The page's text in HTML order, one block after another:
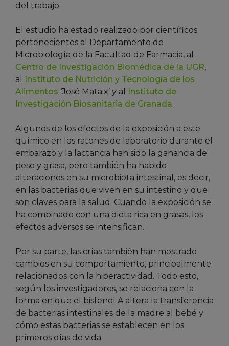
del trabajo.
El estudio ha estado realizado por científicos
pertenecientes al Departamento de
Microbiología de la Facultad de Farmacia, al
Centro de Investigación Biomédica de la UGR,
al
Instituto de Nutrición y Tecnología de los
Alimentos ‘José Mataix’ y al
Instituto de
Investigación Biosanitaria de Granada.
Algunos de los efectos de la exposición a este
químico en los ratones de laboratorio durante el
embarazo y la lactancia han sido la ganancia de
peso y grasa, pero también ha habido
alteraciones en su microbiota intestinal, es decir,
en las bacterias que viven en su intestino y que
son claves para la salud. Cuando la exposición se
ha combinado con una dieta rica en grasas, los
efectos adversos se intensifican.
Por su parte, las crías también han mostrado
cambios en su comportamiento, principalmente
relacionados con la hiperactividad. Todo esto,
según los investigadores, se relaciona con la
forma en que el bisfenol A altera la transferencia
de bacterias intestinales de la madre al bebé y
cómo estas bacterias se establecen en los
primeros días de vida.